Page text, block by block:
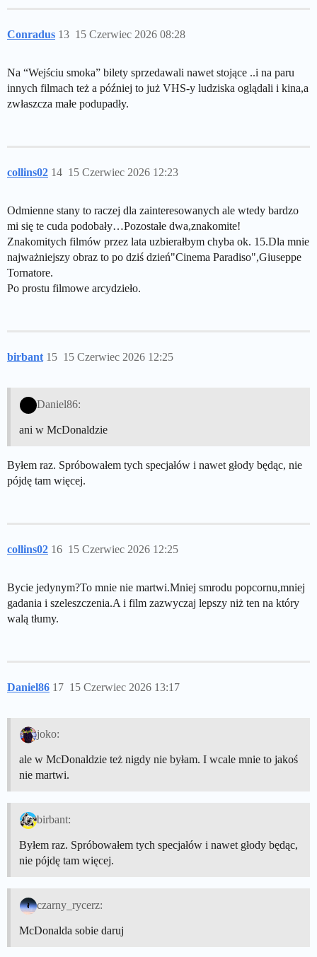
Conradus 15 Czerwiec 2026 08:28
13
Na “Wejściu smoka” bilety sprzedawali nawet stojące ..i na paru
innych filmach też a później to już VHS-y ludziska oglądali i kina,a
zwłaszcza małe podupadły.
collins02 15 Czerwiec 2026 12:23
14
Odmienne stany to raczej dla zainteresowanych ale wtedy bardzo
mi się te cuda podobały…Pozostałe dwa,znakomite!
Znakomitych filmów przez lata uzbierałbym chyba ok. 15.Dla mnie
najważniejszy obraz to po dziś dzień"Cinema Paradiso",Giuseppe
Tornatore.
Po prostu filmowe arcydzieło.
birbant 15 Czerwiec 2026 12:25
15
Daniel86:
ani w McDonaldzie
Byłem raz. Spróbowałem tych specjałów i nawet głody będąc, nie
pójdę tam więcej.
collins02 15 Czerwiec 2026 12:25
16
Bycie jedynym?To mnie nie martwi.Mniej smrodu popcornu,mniej
gadania i szeleszczenia.A i film zazwyczaj lepszy niż ten na który
walą tłumy.
Daniel86 15 Czerwiec 2026 13:17
17
joko:
ale w McDonaldzie też nigdy nie byłam. I wcale mnie to jakoś
nie martwi.
birbant:
Byłem raz. Spróbowałem tych specjałów i nawet głody będąc,
nie pójdę tam więcej.
czarny_rycerz:
McDonalda sobie daruj